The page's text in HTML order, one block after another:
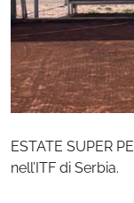
ESTATE SUPER
nell’ITF di Serbia.